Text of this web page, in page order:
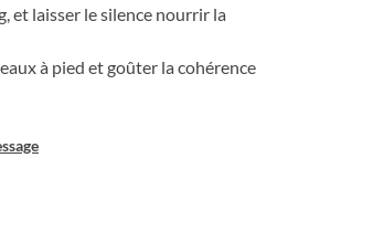
et laisser le silence nourrir la
à pied et goûter la cohérence